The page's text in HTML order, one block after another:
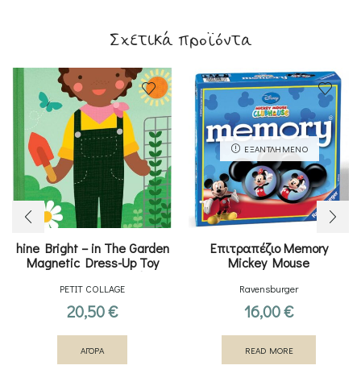
Σχετικά προϊόντα
hine Bright – in The Garden
Magnetic Dress-Up Toy
Magnetic Game Board with
Mix and Match Magnetic
Pieces
PETIT COLLAGE
20,50€
ΑΓΟΡΑ
ΕΞΑΝΤΛΗΜΈΝΟ
Επιτραπέζιο Memory
Mickey Mouse
Ravensburger
16,00€
READ MORE